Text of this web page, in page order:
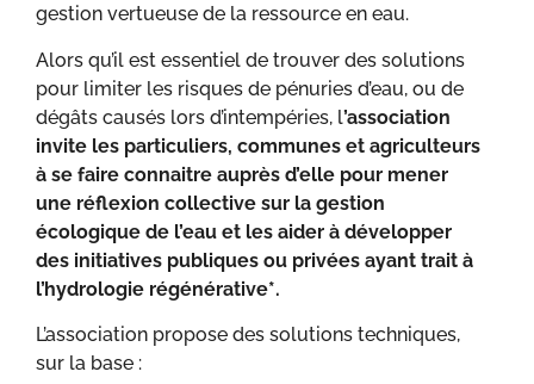
gestion vertueuse de la ressource en eau.
Alors qu’il est essentiel de trouver des solutions
pour limiter les risques de pénuries d’eau, ou de
dégâts causés lors d’intempéries, l’association
invite les particuliers, communes et agriculteurs
à se faire connaitre auprès d’elle pour mener
une réflexion collective sur la gestion
écologique de l’eau et les aider à développer
des initiatives publiques ou privées ayant trait à
l’hydrologie régénérative*.
L’association propose des solutions techniques,
sur la base :